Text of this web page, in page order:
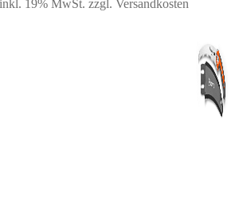
inkl. 19% MwSt. zzgl. Versandkosten